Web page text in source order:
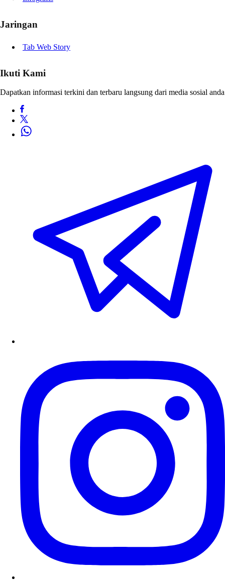
Jaringan
Tab Web Story
Ikuti Kami
Dapatkan informasi terkini dan terbaru langsung dari media sosial anda